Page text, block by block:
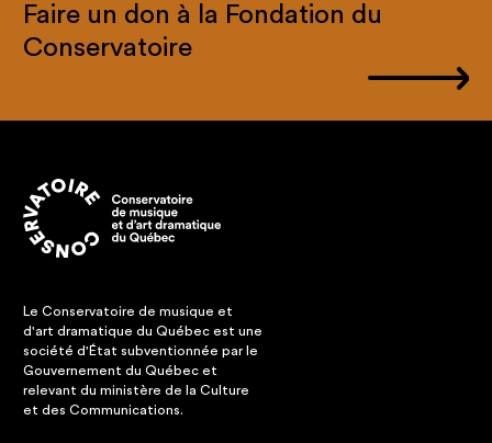
Faire un don à la Fondation du
Conservatoire
Le Conservatoire de musique et
d'art dramatique du Québec est une
société d'État subventionnée par le
Gouvernement du Québec et
relevant du ministère de la Culture
et des Communications.